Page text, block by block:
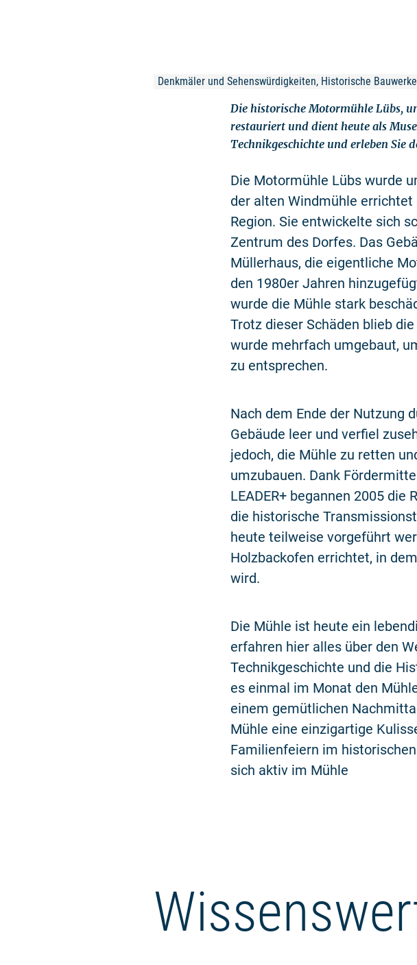
Denkmäler und Sehenswürdigkeiten, Historische
Die historische Motormühle Lübs,
restauriert und dient heute als
Technikgeschichte und erleben Sie
Die Motormühle Lübs wurde
der alten Windmühle
Region. Sie entwickelte sich
Zentrum des Dorfes. Das
Müllerhaus, die eigentliche
den 1980er Jahren
wurde die Mühle stark
Trotz dieser Schäden blieb
wurde mehrfach umgebaut,
zu entsprechen.
Nach dem Ende der Nutzung
Gebäude leer und verfiel
jedoch, die Mühle zu retten
umzubauen. Dank
LEADER+ begannen 2005
die historische
heute teilweise vorgeführt
Holzbackofen errichtet, in
wird.
Die Mühle ist heute ein
erfahren hier alles über den
Technikgeschichte und die
es einmal im Monat den
einem gemütlichen
Mühle eine einzigartige
Familienfeiern im
sich aktiv im Mühle